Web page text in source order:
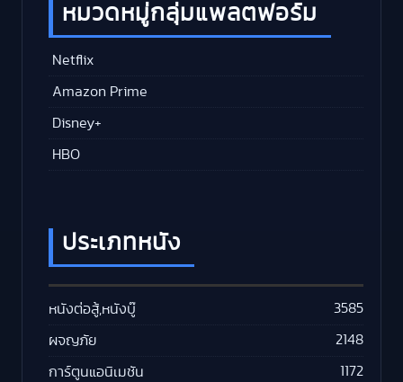
หมวดหมู่กลุ่มแพลตฟอร์ม
Netflix
Amazon Prime
Disney+
HBO
ประเภทหนัง
หนังต่อสู้,หนังบู๊ 3585
ผจญภัย 2148
การ์ตูนแอนิเมชัน 1172